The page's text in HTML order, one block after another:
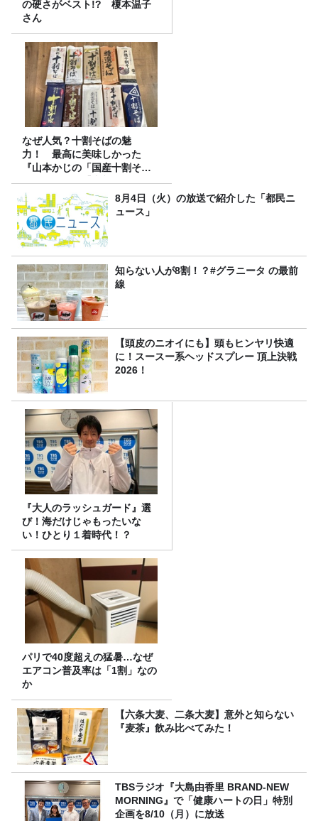
の硬さがベスト!? 榎本温子
さん
なぜ人気？十割そばの魅
力！ 最高に美味しかった
『山本かじの「国産十割そ
ば」』とは？【十割そば10種
食べ比べ】
8月4日（火）の放送で紹介した「都民ニ
ュース」
知らない人が8割！？#グラニータ の最前
線
【頭皮のニオイにも】頭もヒンヤリ快適
に！スースー系ヘッドスプレー 頂上決戦
2026！
『大人のラッシュガード』選
び！海だけじゃもったいな
い！ひとり１着時代！？
パリで40度超えの猛暑…なぜ
エアコン普及率は「1割」なの
か
【六条大麦、二条大麦】意外と知らない
『麦茶』飲み比べてみた！
TBSラジオ『大島由香里 BRAND-NEW
MORNING』で「健康ハートの日」特別
企画を8/10（月）に放送